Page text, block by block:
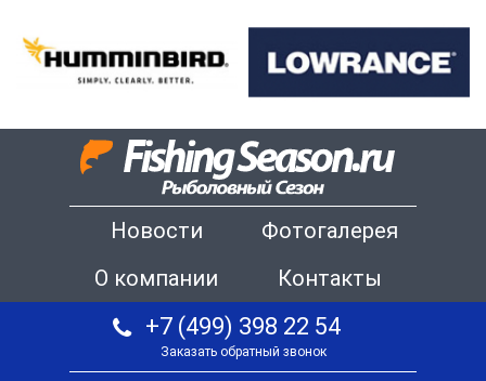
Новости
Фотогалерея
О компании
Контакты
+7 (499) 398 22 54
Заказать обратный звонок